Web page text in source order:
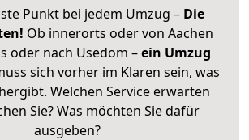
Punkt bei jedem Umzug – Die
Ob innerorts oder von Aachen
oder nach Usedom –ein Umzug
sich vorher im Klaren sein, was
Welchen Service erwarten
Sie? Was möchten Sie dafür
ausgeben?